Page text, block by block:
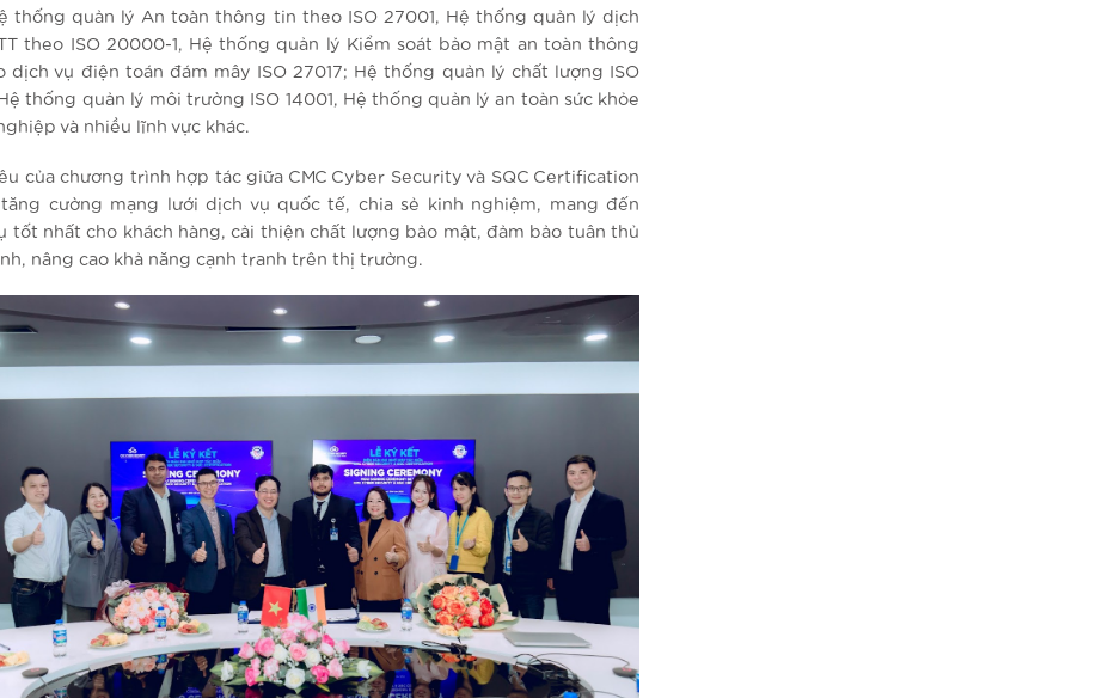
thống quản lý An toàn thông tin theo ISO 27001, Hệ thống quản lý dịch
theo ISO 20000-1, Hệ thống quản lý Kiểm soát bảo mật an toàn thông
dịch vụ điện toán đám mây ISO 27017; Hệ thống quản lý chất lượng ISO
thống quản lý môi trường ISO 14001, Hệ thống quản lý an toàn sức khỏe
và nhiều lĩnh vực khác.
của chương trình hợp tác giữa CMC Cyber Security và SQC Certification
tăng cường mạng lưới dịch vụ quốc tế, chia sẻ kinh nghiệm, mang đến
tốt nhất cho khách hàng, cải thiện chất lượng bảo mật, đảm bảo tuân thủ
nâng cao khả năng cạnh tranh trên thị trường.